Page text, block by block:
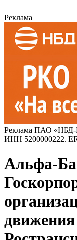
Реклама
Реклама ПАО «НБД-
ИНН 5200000222.
Альфа-